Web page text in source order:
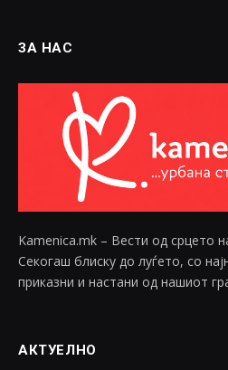
ЗА НАС
Kamenica.mk – Вести од срцето
Секогаш блиску до луѓето, со
приказни и настани од нашиот
АКТУЕЛНО